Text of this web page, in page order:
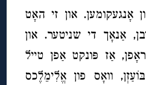
אָנגעקומען. און זי האָט
אַנאָך די שניטער. און
אַז פּונקט אַפן טייל
וואָס פון אֱלִימֵלֶכס